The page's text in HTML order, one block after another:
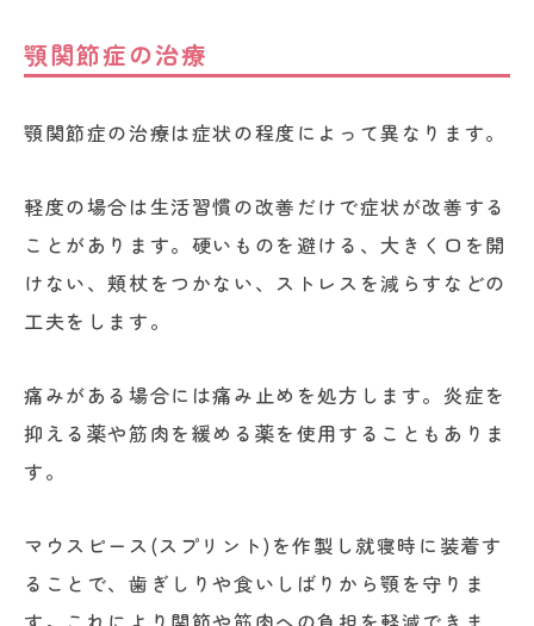
顎関節症の治療
顎関節症の治療は症状の程度によって異なります。
軽度の場合は生活習慣の改善だけで症状が改善する
ことがあります。硬いものを避ける、大きく口を開
けない、頬杖をつかない、ストレスを減らすなどの
工夫をします。
痛みがある場合には痛み止めを処方します。炎症を
抑える薬や筋肉を緩める薬を使用することもありま
す。
マウスピース(スプリント)を作製し就寝時に装着す
ることで、歯ぎしりや食いしばりから顎を守りま